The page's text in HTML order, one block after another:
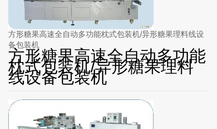
方形糖果高速全自动多功能枕式包装机/异形糖果理料线设
备包装机
方形糖果高速全自动多功能
枕式包装机/异形糖果理料
线设备包装机